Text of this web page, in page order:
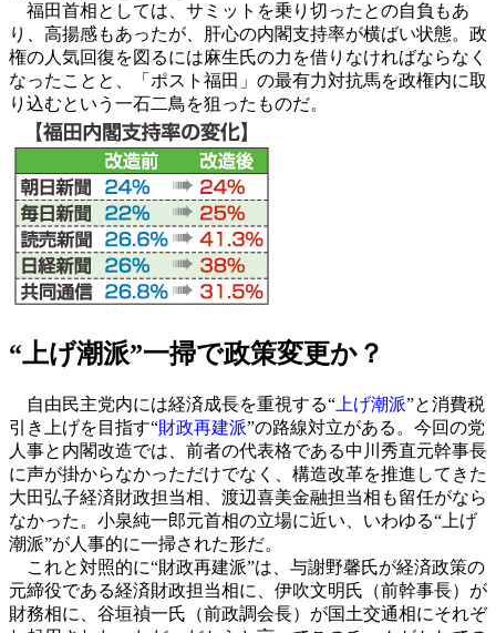
福田首相としては、サミットを乗り切ったとの自負もあ
り、高揚感もあったが、肝心の内閣支持率が横ばい状態。政
権の人気回復を図るには麻生氏の力を借りなければならなく
なったことと、「ポスト福田」の最有力対抗馬を政権内に取
り込むという一石二鳥を狙ったものだ。
“上げ潮派”一掃で政策変更か？
自由民主党内には経済成長を重視する“ 上げ潮派”と消費税
引き上げを目指す“財政再建派”の路線対立がある。今回の党
人事と内閣改造では、前者の代表格である中川秀直元幹事長
に声が掛からなかっただけでなく、構造改革を推進してきた
大田弘子経済財政担当相、渡辺喜美金融担当相も留任がなら
なかった。小泉純一郎元首相の立場に近い、いわゆる“上げ
潮派”が人事的に一掃された形だ。
これと対照的に“財政再建派”は、与謝野馨氏が経済政策の
元締役である経済財政担当相に、伊吹文明氏（前幹事長）が
財務相に、谷垣禎一氏（前政調会長）が国土交通相にそれぞ